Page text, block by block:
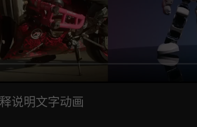
说明文字动画